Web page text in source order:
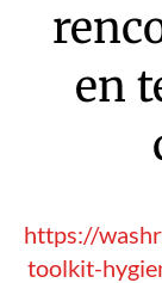
en
https://
toolkit-